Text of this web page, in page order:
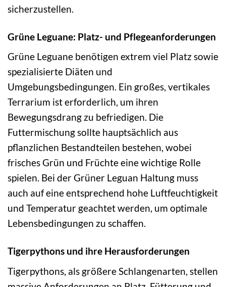
sicherzustellen.
Grüne Leguane: Platz- und Pflegeanforderungen
Grüne Leguane benötigen extrem viel Platz sowie
spezialisierte Diäten und
Umgebungsbedingungen. Ein großes, vertikales
Terrarium ist erforderlich, um ihren
Bewegungsdrang zu befriedigen. Die
Futtermischung sollte hauptsächlich aus
pflanzlichen Bestandteilen bestehen, wobei
frisches Grün und Früchte eine wichtige Rolle
spielen. Bei der Grüner Leguan Haltung muss
auch auf eine entsprechend hohe Luftfeuchtigkeit
und Temperatur geachtet werden, um optimale
Lebensbedingungen zu schaffen.
Tigerpythons und ihre Herausforderungen
Tigerpythons, als größere Schlangenarten, stellen